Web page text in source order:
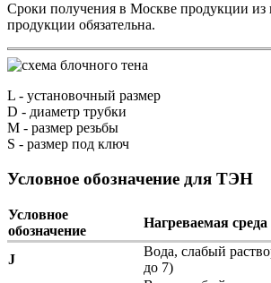
Сроки получения в Москве продукции из
продукции обязательна.
L - установочный размер
D - диаметр трубки
M - размер резьбы
S - размер под ключ
Условное обозначение для ТЭН
Условное
обозначение
Нагреваемая среда
J
Вода, слабый
до 7)